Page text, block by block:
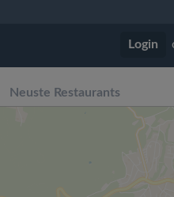
Login
Neuste Restaurants